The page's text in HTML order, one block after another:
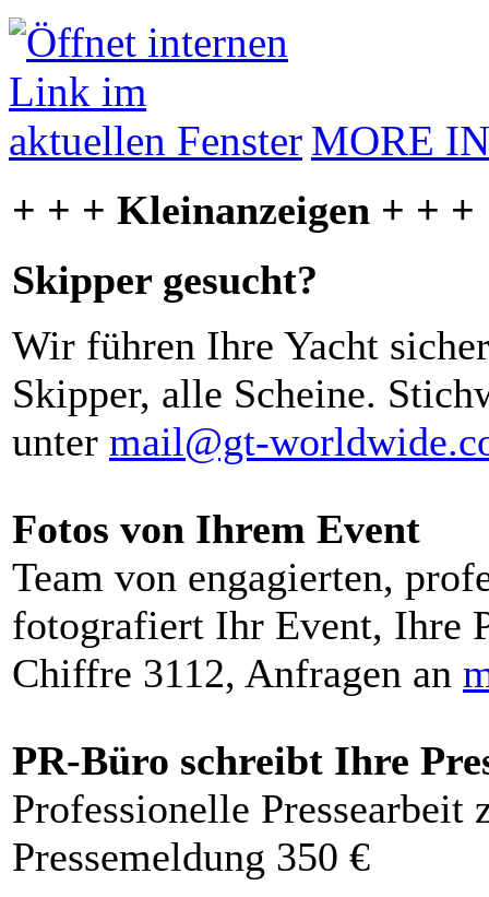
MORE
+ + + Kleinanzeigen + + +
Skipper gesucht?
Wir führen Ihre Yacht
Skipper, alle Scheine.
unter mail@gt-
Fotos von Ihrem Event
Team von engagierten,
fotografiert Ihr Event, Ihre
Chiffre 3112, Anfragen an
PR-Büro schreibt Ihre
Professionelle Pressearbeit
Pressemeldung 350 €